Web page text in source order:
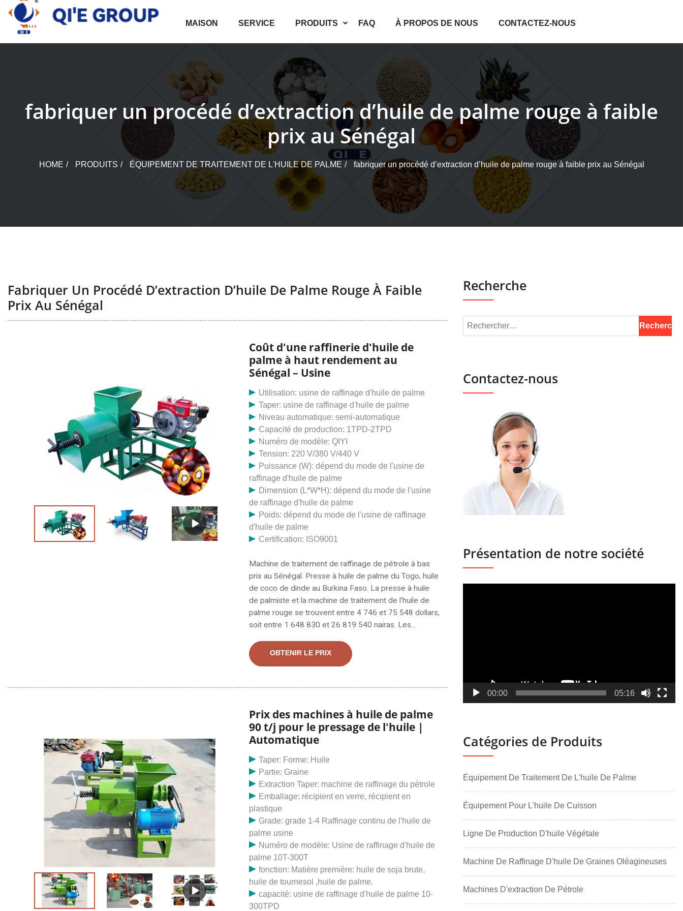
Skip
content
MAISON SERVICE PRODUITS FAQ À PROPOS DE NOUS CONTACTEZ-NOUS
fabriquer un procédé d’extraction d’huile de palme rouge à faible
prix au Sénégal
HOME PRODUITS ÉQUIPEMENT DE TRAITEMENT DE L'HUILE DE PALME fabriquer un procédé d’extraction d’huile de palme rouge à faible prix au Sénégal
Fabriquer Un Procédé D’extraction D’huile De Palme Rouge À Faible
Prix Au Sénégal
Coût d'une raffinerie d'huile de
palme à haut rendement au
Sénégal – Usine
Utilisation: usine de raffinage d'huile de palme
Taper: usine de raffinage d'huile de palme
Niveau automatique: semi-automatique
Capacité de production: 1TPD-2TPD
Numéro de modèle: QIYI
Tension: 220 V/380 V/440 V
Puissance (W): dépend du mode de l'usine de
raffinage d'huile de palme
Dimension (L*W*H): dépend du mode de l'usine
de raffinage d'huile de palme
Poids: dépend du mode de l'usine de raffinage
d'huile de palme
Certification: ISO9001
Machine de traitement de raffinage de pétrole à bas
prix au Sénégal. Presse à huile de palme du Togo, huile
de coco de dinde au Burkina Faso. La presse à huile
de palmiste et la machine de traitement de l'huile de
palme rouge se trouvent entre 4 746 et 75 548 dollars,
soit entre 1 648 830 et 26 819 540 nairas. Les
coûtent entre 1 000 et 1 000 000 dollars. Usine de
moulin à huile de palme. Le processus d'extraction de
graines oléagineuses. L'huile de palme rouge a un
la stérilisation, le battage, la digestion et la digestion.
pressage et clarification. Cet article vise à donner une
brève description de la façon dont l’huile de palme est
extraite. L’Afrique a perdu ses jours de gloire de
domination de l’huile de palme rouge. Dans les années
1950 et 1960, l’Afrique de l’Ouest était le cœur de la
production mondiale d’huile de palme et le principal
produit d’exportation de nombreux pays de la région. À
son apogée, l’Afrique de l’Ouest produisait jusqu’à 75
pour cent de toute l’huile de palme consommée dans
le monde. De nos jours, la région en importe près de
60. Prix de la machine d'extraction d'huile de palme à
grande échelle. Fabriquer une machine d’extraction
d’huile de palme pour extraire le palmier. La vidéo ci-
dessus est une animation 3D d'une machine de
traitement d'huile de palme à petite échelle de 1 à 5
tph. À partir de cette vidéo, nous pouvons savoir
OBTENIR LE PRIX
Prix des machines à huile de palme
90 t/j pour le pressage de l'huile |
Automatique
Taper: Forme: Huile
Partie: Graine
Extraction Taper: machine de raffinage du pétrole
Emballage: récipient en verre, récipient en
plastique
Grade: grade 1-4 Raffinage continu de l'huile de
palme usine
Numéro de modèle: Usine de raffinage d'huile de
palme 10T-300T
fonction: Matière première: huile de soja brute,
huile de tournesol ,huile de palme.
capacité: usine de raffinage d'huile de palme 10-
300TPD
Recherche
Contactez-nous
Présentation de notre société
00:00 05:16
Catégories de Produits
Équipement De Traitement De L'huile De Palme
Équipement Pour L'huile De Cuisson
Ligne De Production D'huile Végétale
Machine De Raffinage D'huile De Graines Oléagineuses
Machines D'extraction De Pétrole